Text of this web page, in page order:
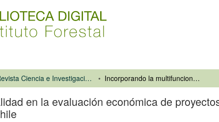
Revista Ciencia e Investigación Forestal Incorporando la multifuncionalidad en la evaluación económica de proyectos de restauración de bosques nativos siempreverdes en el sur de Chile
en la evaluación económica de